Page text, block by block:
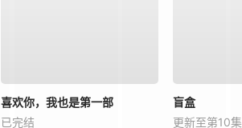
喜欢你，我也是第一部
已完结
盲盒
更新至第10集